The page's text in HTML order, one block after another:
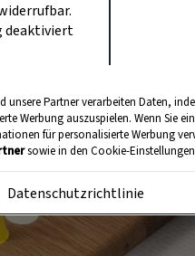
deaktiviert
unsere Partner verarbeiten Daten,
Werbung auszuspielen. Wenn Sie
für personalisierte Werbung
sowie in den Cookie-
Datenschutzrichtlinie